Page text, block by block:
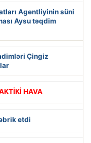
Agentliyinin süni
Aysu təqdim
Çingiz
HAVA
etdi